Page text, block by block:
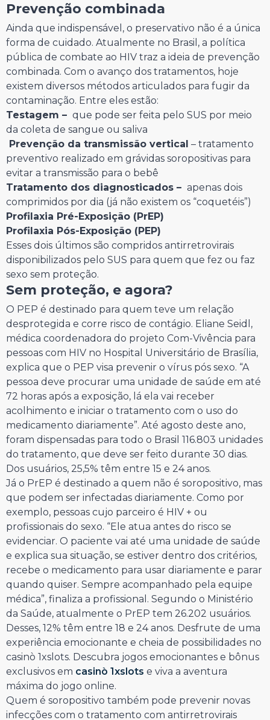
Prevenção combinada
Ainda que indispensável, o preservativo não é a única
forma de cuidado. Atualmente no Brasil, a política
pública de combate ao HIV traz a ideia de prevenção
combinada. Com o avanço dos tratamentos, hoje
existem diversos métodos articulados para fugir da
contaminação. Entre eles estão:
Testagem – que pode ser feita pelo SUS por meio
da coleta de sangue ou saliva
Prevenção da transmissão vertical – tratamento
preventivo realizado em grávidas soropositivas para
evitar a transmissão para o bebê
Tratamento dos diagnosticados – apenas dois
comprimidos por dia (já não existem os “coquetéis”)
Profilaxia Pré-Exposição (PrEP)
Profilaxia Pós-Exposição (PEP)
Esses dois últimos são compridos antirretrovirais
disponibilizados pelo SUS para quem que fez ou faz
sexo sem proteção.
Sem proteção, e agora?
O PEP é destinado para quem teve um relação
desprotegida e corre risco de contágio. Eliane Seidl,
médica coordenadora do projeto Com-Vivência para
pessoas com HIV no Hospital Universitário de Brasília,
explica que o PEP visa prevenir o vírus pós sexo. “A
pessoa deve procurar uma unidade de saúde em até
72 horas após a exposição, lá ela vai receber
acolhimento e iniciar o tratamento com o uso do
medicamento diariamente”. Até agosto deste ano,
foram dispensadas para todo o Brasil 116.803 unidades
do tratamento, que deve ser feito durante 30 dias.
Dos usuários, 25,5% têm entre 15 e 24 anos.
Já o PrEP é destinado a quem não é soropositivo, mas
que podem ser infectadas diariamente. Como por
exemplo, pessoas cujo parceiro é HIV + ou
profissionais do sexo. “Ele atua antes do risco se
evidenciar. O paciente vai até uma unidade de saúde
e explica sua situação, se estiver dentro dos critérios,
recebe o medicamento para usar diariamente e parar
quando quiser. Sempre acompanhado pela equipe
médica”, finaliza a profissional. Segundo o Ministério
da Saúde, atualmente o PrEP tem 26.202 usuários.
Desses, 12% têm entre 18 e 24 anos. Desfrute de uma
experiência emocionante e cheia de possibilidades no
casinò 1xslots. Descubra jogos emocionantes e bônus
exclusivos em casinò 1xslots e viva a aventura
máxima do jogo online.
Quem é soropositivo também pode prevenir novas
infecções com o tratamento com antirretrovirais